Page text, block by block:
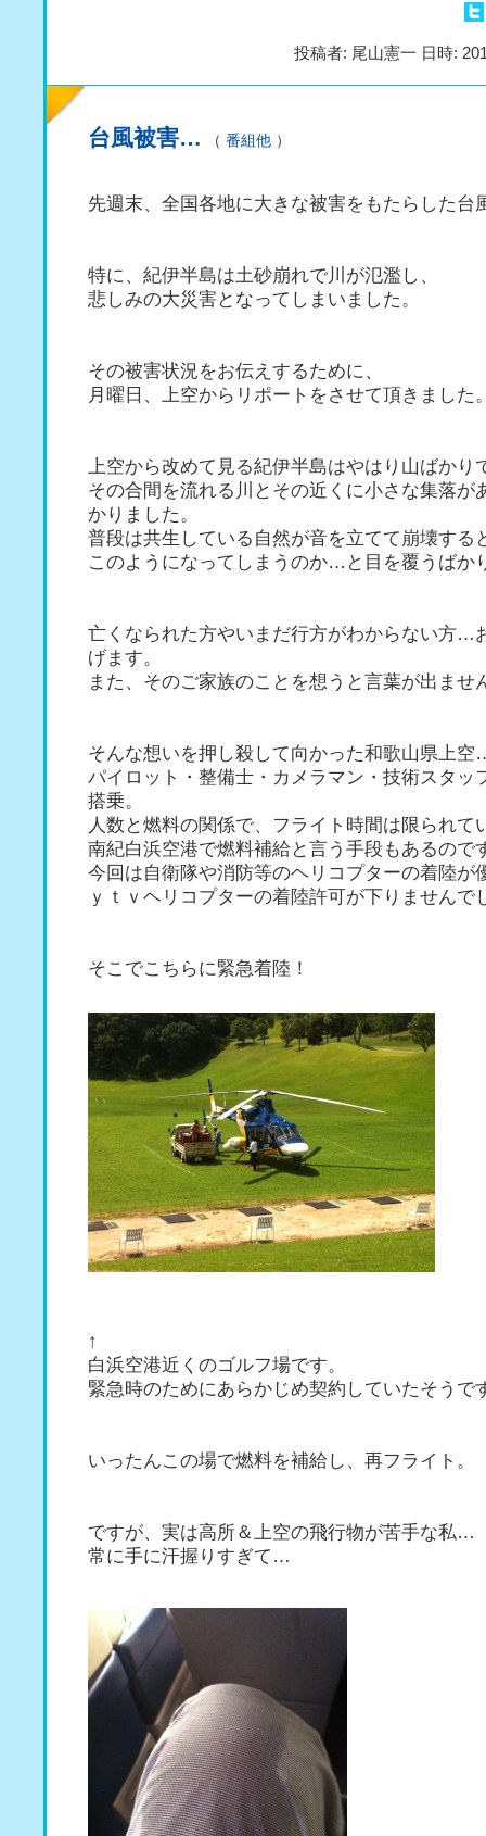
投稿者: 尾山憲一 日時:
台風被害… （ 番組他 ）
先週末、全国各地に大きな被害をもたらした
特に、紀伊半島は土砂崩れで川が氾濫し、
悲しみの大災害となってしまいました。
その被害状況をお伝えするために、
月曜日、上空からリポートをさせて頂きました
上空から改めて見る紀伊半島はやはり山ばかり
その合間を流れる川とその近くに小さな集落が
かりました。
普段は共生している自然が音を立てて崩壊する
このようになってしまうのか…と目を覆うばか
亡くなられた方やいまだ行方がわからない方…
げます。
また、そのご家族のことを想うと言葉が出ませ
そんな想いを押し殺して向かった和歌山県上
パイロット・整備士・カメラマン・技術スタッ
搭乗。
人数と燃料の関係で、フライト時間は限られて
南紀白浜空港で燃料補給と言う手段もあるので
今回は自衛隊や消防等のヘリコプターの着陸が
ｙｔｖヘリコプターの着陸許可が下りませんで
そこでこちらに緊急着陸！
↑
白浜空港近くのゴルフ場です。
緊急時のためにあらかじめ契約していたそうで
いったんこの場で燃料を補給し、再フライト。
ですが、実は高所＆上空の飛行物が苦手な私…
常に手に汗握りすぎて…